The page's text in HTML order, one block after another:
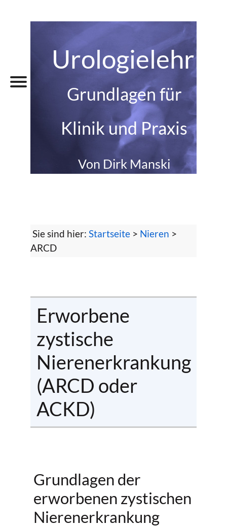
Grundlagen für
Klinik und Praxis
Von Dirk Manski
Sie sind hier: Startseite > Nieren >
ARCD
Erworbene
zystische
Nierenerkrankung
(ARCD oder
ACKD)
Grundlagen der
erworbenen zystischen
Nierenerkrankung